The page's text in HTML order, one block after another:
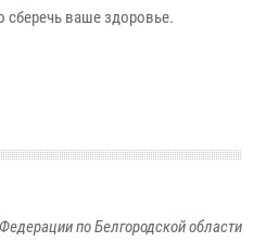
ваше здоровье.
по Белгородской области